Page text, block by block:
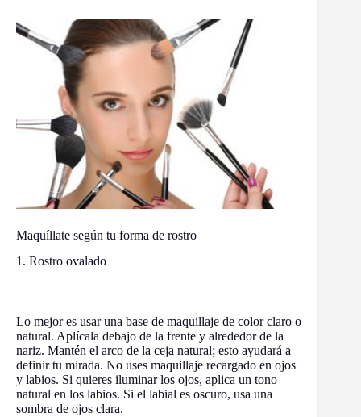
Maquíllate según tu forma de rostro
1. Rostro ovalado
Lo mejor es usar una base de maquillaje de color claro o
natural. Aplícala debajo de la frente y alrededor de la
nariz. Mantén el arco de la ceja natural; esto ayudará a
definir tu mirada. No uses maquillaje recargado en ojos
y labios. Si quieres iluminar los ojos, aplica un tono
natural en los labios. Si el labial es oscuro, usa una
sombra de ojos clara.